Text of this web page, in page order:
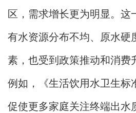
区，需求增长更为明显。这
有水资源分布不均、原水硬
素，也受到政策推动和消费
例如，《生活饮用水卫生标
促使更多家庭关注终端出水